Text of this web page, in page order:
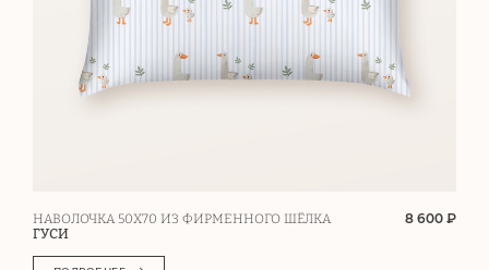
НАВОЛОЧКА 50Х70 ИЗ ФИРМЕННОГО ШЁЛКА
ГУСИ
8 600 ₽